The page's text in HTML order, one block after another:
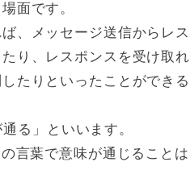
面です。
、メッセージ送信からレ
り、レスポンスを受け取
たりといったことができる
る」といいます。
言葉で意味が通じることは